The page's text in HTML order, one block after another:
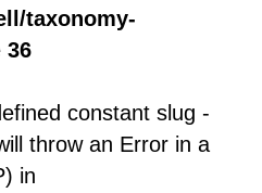
taxonomy-
36
constant slug -
throw an Error in a
in